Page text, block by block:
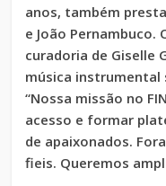
anos, também
e João Pernambuco.
curadoria de Giselle
música instrumental
“Nossa missão no
acesso e formar
de apaixonados.
fieis. Queremos